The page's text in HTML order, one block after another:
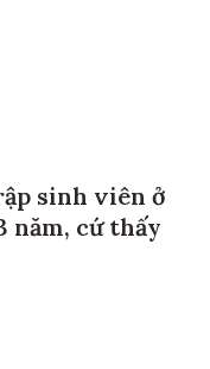
sinh viên ở
năm, cứ thấy